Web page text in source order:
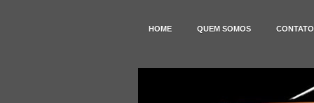
HOME QUEM SOMOS CONTATO